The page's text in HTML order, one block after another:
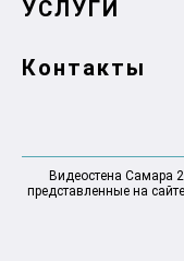
УСЛУГИ
Контакты
Видеостена Самара
представленные на